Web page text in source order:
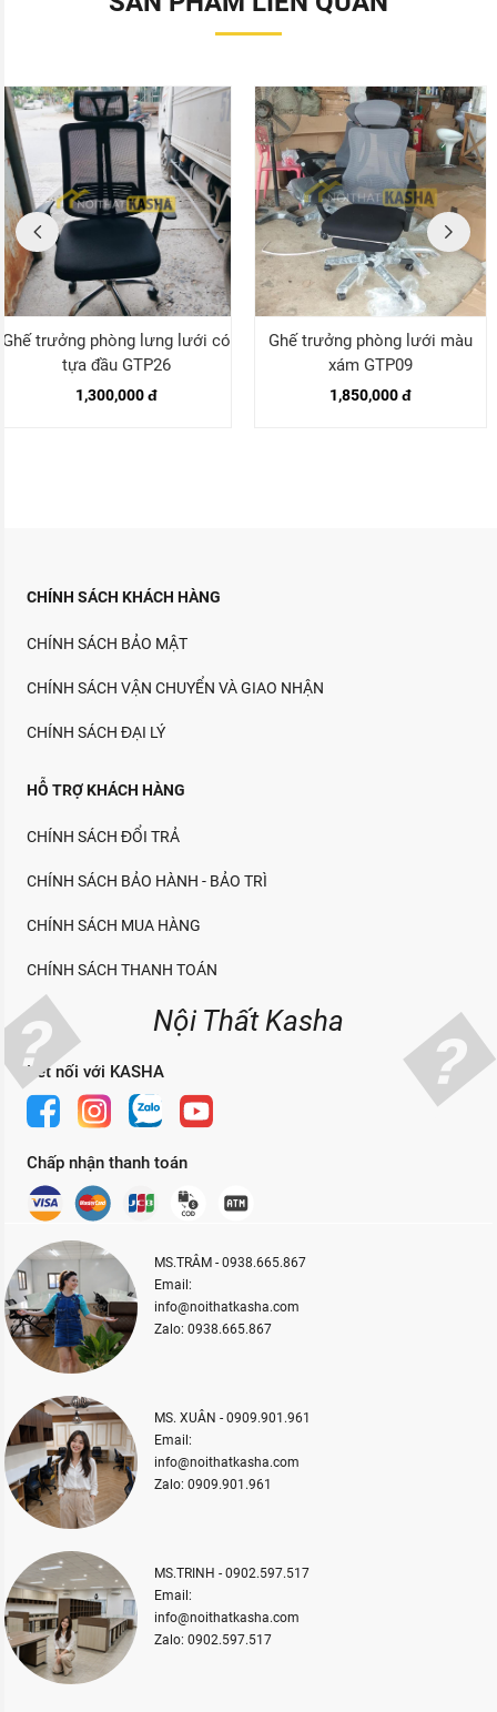
Ghế trưởng phòng lưng lưới có
tựa đầu GTP26
1,300,000 đ
Ghế trưởng phòng lưới màu
xám GTP09
1,850,000 đ
CHÍNH SÁCH KHÁCH HÀNG
CHÍNH SÁCH BẢO MẬT
CHÍNH SÁCH VẬN CHUYỂN VÀ GIAO NHẬN
CHÍNH SÁCH ĐẠI LÝ
HỖ TRỢ KHÁCH HÀNG
CHÍNH SÁCH ĐỔI TRẢ
CHÍNH SÁCH BẢO HÀNH - BẢO TRÌ
CHÍNH SÁCH MUA HÀNG
CHÍNH SÁCH THANH TOÁN
Nội Thất Kasha
Kết nối với KASHA
Chấp nhận thanh toán
MS.TRÂM - 0938.665.867
Email:
info@noithatkasha.com
Zalo: 0938.665.867
MS. XUÂN - 0909.901.961
Email:
info@noithatkasha.com
Zalo: 0909.901.961
MS.TRINH - 0902.597.517
Email:
info@noithatkasha.com
Zalo: 0902.597.517